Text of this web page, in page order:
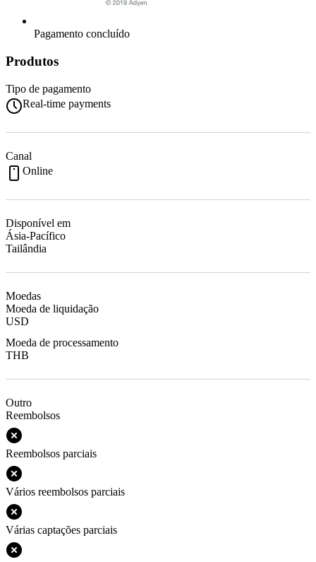
Pagamento concluído
Produtos
Tipo de pagamento
Real-time payments
Canal
Online
Disponível em
Ásia-Pacífico
Tailândia
Moedas
Moeda de liquidação
USD
Moeda de processamento
THB
Outro
Reembolsos
Reembolsos parciais
Vários reembolsos parciais
Várias captações parciais